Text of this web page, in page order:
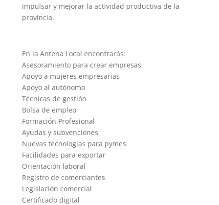
impulsar y mejorar la actividad productiva de la
provincia.
En la Antena Local encontrarás:
Asesoramiento para crear empresas
Apoyo a mujeres empresarias
Apoyo al autónomo
Técnicas de gestión
Bolsa de empleo
Formación Profesional
Ayudas y subvenciones
Nuevas tecnologías para pymes
Facilidades para exportar
Orientación laboral
Registro de comerciantes
Legislación comercial
Certificado digital